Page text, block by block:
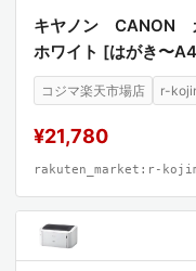
キヤノン CANON
ホワイト [はがき〜
コジマ楽天市場店 r-
¥21,780
rakuten_market:r-